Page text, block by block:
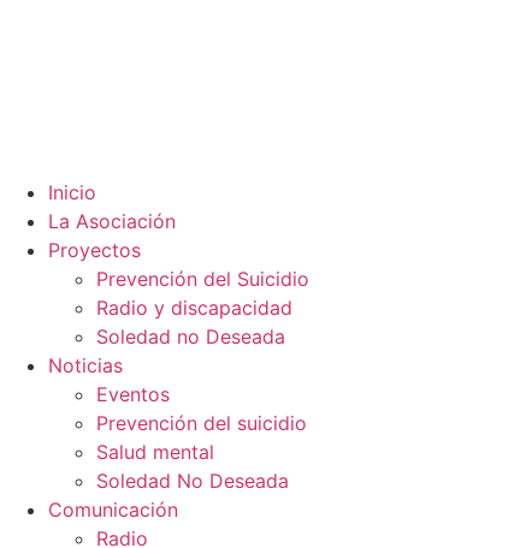
Inicio
La Asociación
Proyectos
Prevención del Suicidio
Radio y discapacidad
Soledad no Deseada
Noticias
Eventos
Prevención del suicidio
Salud mental
Soledad No Deseada
Comunicación
Radio